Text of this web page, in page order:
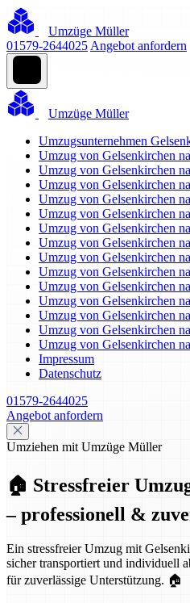
Umzüge Müller
01579-2644025 Angebot anfordern
Umzüge Müller
Umzugsunternehmen
Umzug von Gelsenkirchen
Umzug von Gelsenkirchen
Umzug von Gelsenkirchen
Umzug von Gelsenkirchen
Umzug von Gelsenkirchen
Umzug von Gelsenkirchen
Umzug von Gelsenkirchen
Umzug von Gelsenkirchen
Umzug von Gelsenkirchen
Umzug von Gelsenkirchen
Umzug von Gelsenkirchen
Umzug von Gelsenkirchen
Umzug von Gelsenkirchen
Umzug von Gelsenkirchen
Impressum
Datenschutz
01579-2644025
Angebot anfordern
Umziehen mit Umzüge Müller
🏠 Stressfreier
– professionell &
Ein stressfreier Umzug mit
sicher transportiert und individuell
für zuverlässige Unterstützung. 🏠